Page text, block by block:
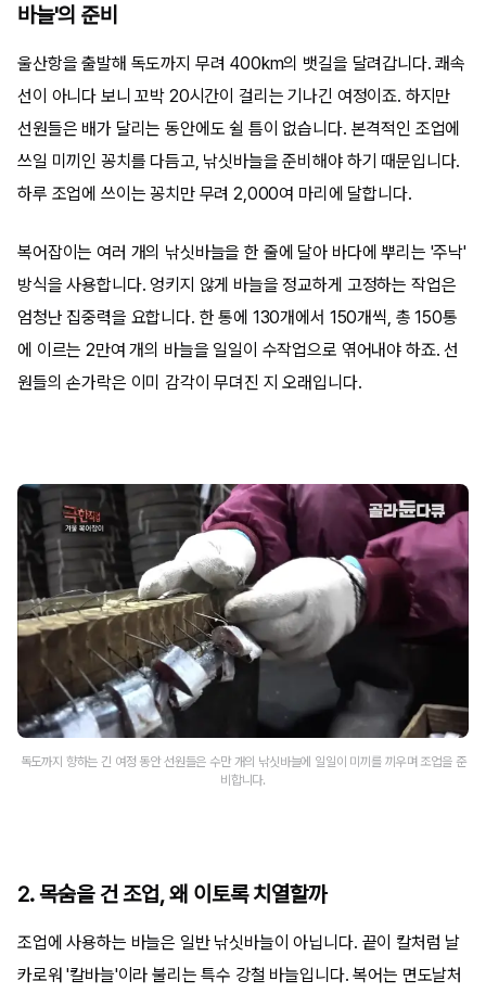
바늘'의 준비
울산항을 출발해 독도까지 무려 400km의 뱃길을 달려갑니다. 쾌속
선이 아니다 보니 꼬박 20시간이 걸리는 기나긴 여정이죠. 하지만
선원들은 배가 달리는 동안에도 쉴 틈이 없습니다. 본격적인 조업에
쓰일 미끼인 꽁치를 다듬고, 낚싯바늘을 준비해야 하기 때문입니다.
하루 조업에 쓰이는 꽁치만 무려 2,000여 마리에 달합니다.
복어잡이는 여러 개의 낚싯바늘을 한 줄에 달아 바다에 뿌리는 '주낙'
방식을 사용합니다. 엉키지 않게 바늘을 정교하게 고정하는 작업은
엄청난 집중력을 요합니다. 한 통에 130개에서 150개씩, 총 150통
에 이르는 2만여 개의 바늘을 일일이 수작업으로 엮어내야 하죠. 선
원들의 손가락은 이미 감각이 무뎌진 지 오래입니다.
독도까지 향하는 긴 여정 동안 선원들은 수만 개의 낚싯바늘에 일일이 미끼를 끼우며 조업을 준
비합니다.
2. 목숨을 건 조업, 왜 이토록 치열할까
조업에 사용하는 바늘은 일반 낚싯바늘이 아닙니다. 끝이 칼처럼 날
카로워 '칼바늘'이라 불리는 특수 강철 바늘입니다. 복어는 면도날처